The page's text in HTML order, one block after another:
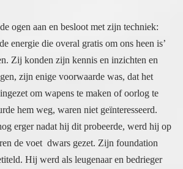
ogen aan en besloot met zijn techniek:
energie die overal gratis om ons heen is’
Zij konden zijn kennis en inzichten en
zijn enige voorwaarde was, dat het
om wapens te maken of oorlog te
hem weg, waren niet geïnteresseerd.
erger nadat hij dit probeerde, werd hij op
de voet dwars gezet. Zijn foundation
Hij werd als leugenaar en bedrieger
‘ op het net. Hij woonde een tijd in